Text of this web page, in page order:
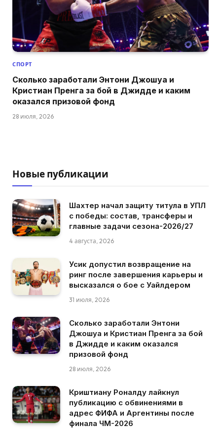
СПОРТ
Сколько заработали Энтони Джошуа и
Кристиан Пренга за бой в Джидде и каким
оказался призовой фонд
28 июля, 2026
Новые публикации
Шахтер начал защиту титула в УПЛ
с победы: состав, трансферы и
главные задачи сезона-2026/27
4 августа, 2026
Усик допустил возвращение на
ринг после завершения карьеры и
высказался о бое с Уайлдером
31 июля, 2026
Сколько заработали Энтони
Джошуа и Кристиан Пренга за бой
в Джидде и каким оказался
призовой фонд
28 июля, 2026
Криштиану Роналду лайкнул
публикацию с обвинениями в
адрес ФИФА и Аргентины после
финала ЧМ-2026